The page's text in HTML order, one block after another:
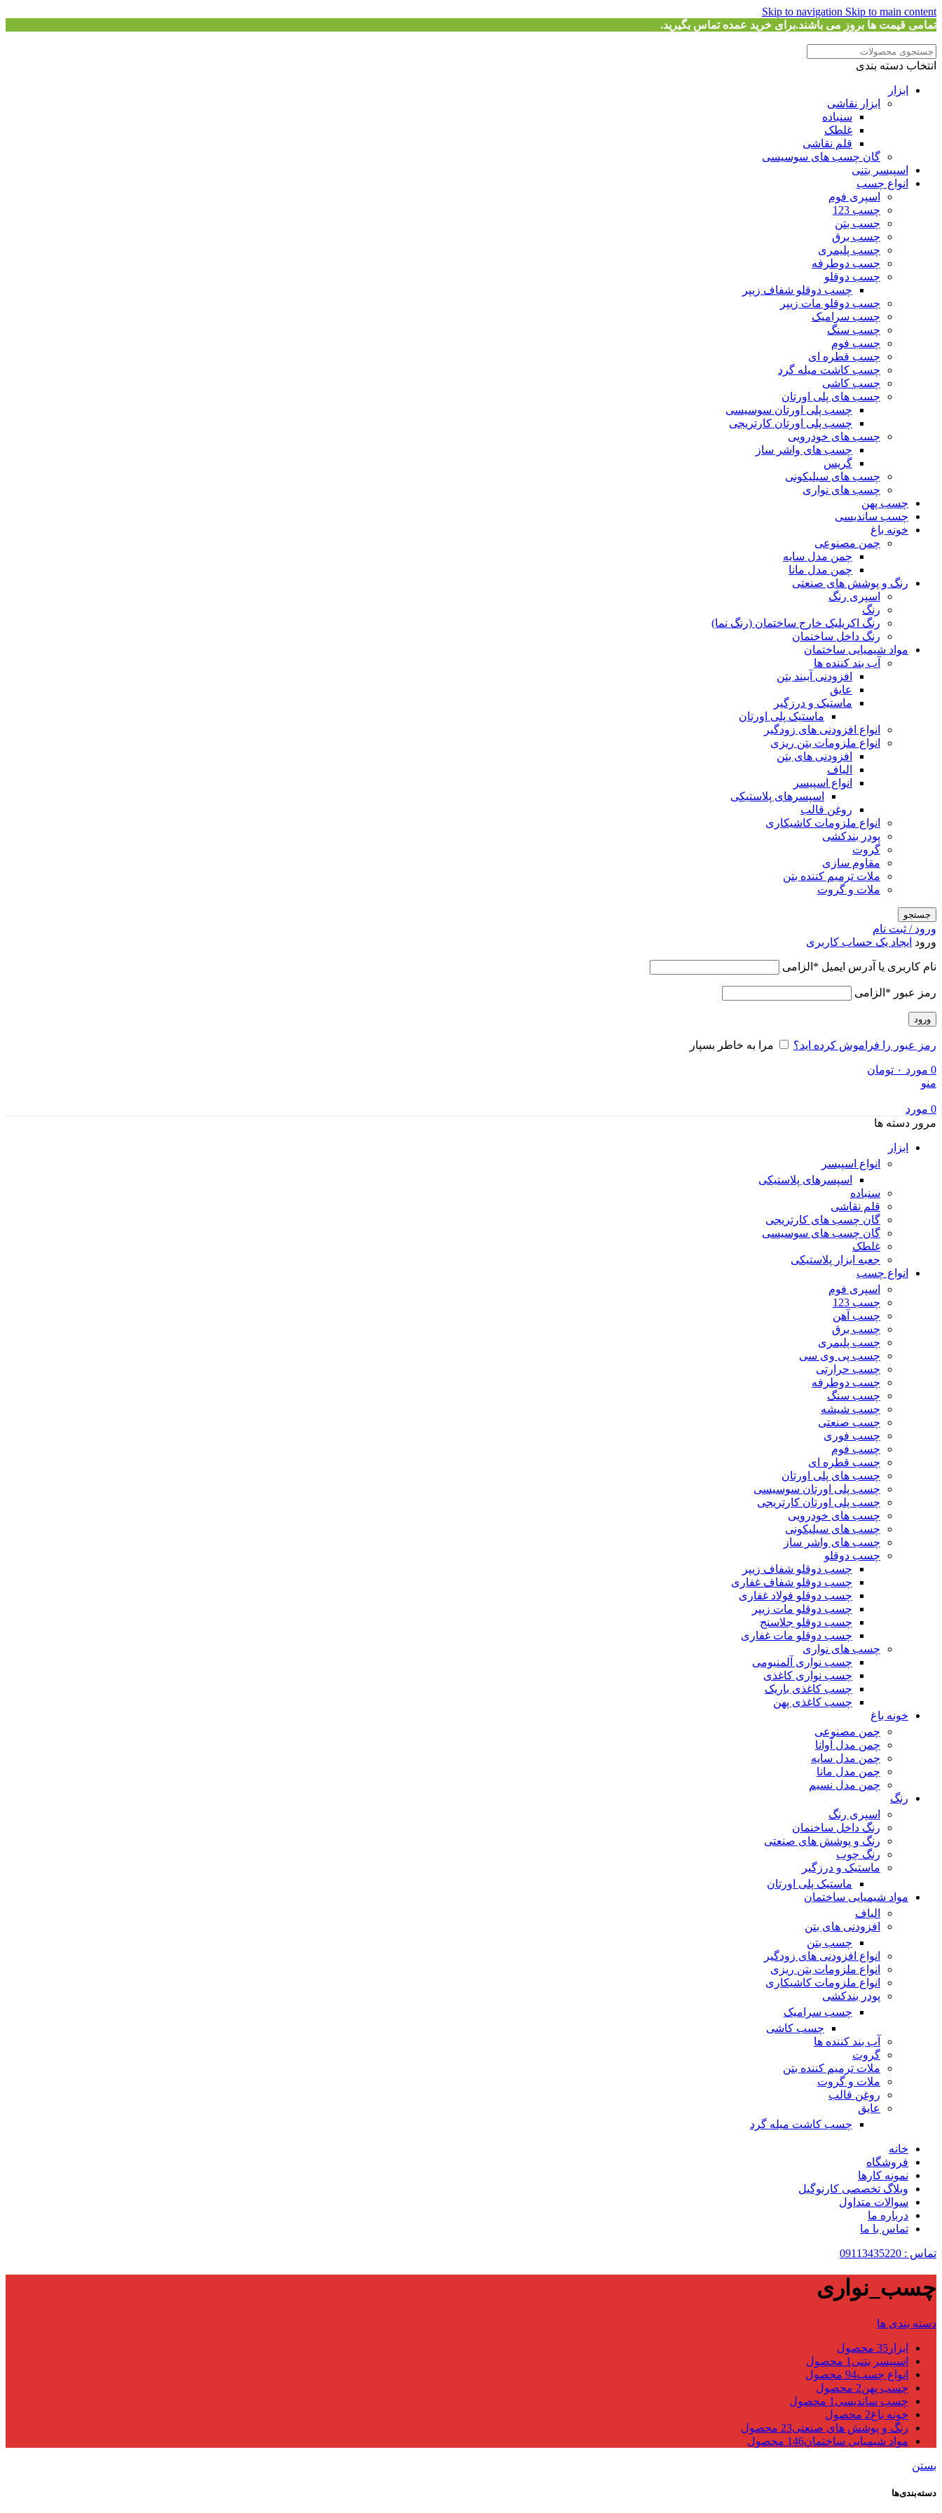
Skip to navigation Skip to main content
تمامی قیمت ها بروز می باشند.برای خرید عمده تماس بگیرید.
انتخاب دسته بندی
ابزار
ابزار نقاشی
سنباده
غلطک
قلم نقاشی
گان چسب های سوسیسی
اسپیسر بتنی
انواع چسب
اسپری فوم
چسب 123
چسب بتن
چسب برق
چسب پلیمری
چسب دوطرفه
چسب دوقلو
چسب دوقلو شفاف زیپر
چسب دوقلو مات زیپر
چسب سرامیک
چسب سنگ
چسب فوم
چسب قطره ای
چسب کاشت میله گرد
چسب کاشی
چسب های پلی اورتان
چسب پلی اورتان سوسیسی
چسب پلی اورتان کارتریجی
چسب های خودرویی
چسب های واشر ساز
گریس
چسب های سیلیکونی
چسب های نواری
چسب پهن
چسب ساندیسی
خونه باغ
چمن مصنوعی
چمن مدل سایه
چمن مدل مانا
رنگ و پوشش های صنعتی
اسپری رنگ
رنگ
رنگ اکریلیک خارج ساختمان (رنگ نما)
رنگ داخل ساخنمان
مواد شیمیایی ساختمان
آب بند کننده ها
افزودنی آببند بتن
عایق
ماستیک و درزگیر
ماستیک پلی اورتان
انواع افزودنی های زودگیر
انواع ملزومات بتن ریزی
افزودنی های بتن
الیاف
انواع اسپیسر
اسپسرهای پلاستیکی
روغن قالب
انواع ملزومات کاشیکاری
پودر بندکشی
گروت
مقاوم سازی
ملات ترمیم کننده بتن
ملات و گروت
جستجو
ورود / ثبت نام
ورود ایجاد یک حساب کاربری
نام کاربری یا آدرس ایمیل * الزامی
رمز عبور * الزامی
ورود
رمز عبور را فراموش کرده اید؟ مرا به خاطر بسپار
0 مورد ۰ تومان
منو
0 مورد
مرور دسته ها
ابزار
انواع اسپیسر
اسپسرهای پلاستیکی
سنباده
قلم نقاشی
گان چسب های کارتریجی
گان چسب های سوسیسی
غلطک
جعبه ابزار پلاستیکی
انواع چسب
اسپری فوم
چسب 123
چسب آهن
چسب برق
چسب پلیمری
چسب پی وی سی
چسب حرارتی
چسب دوطرفه
چسب سنگ
چسب شیشه
چسب صنعتی
چسب فوری
چسب فوم
چسب قطره ای
چسب های پلی اورتان
چسب پلی اورتان سوسیسی
چسب پلی اورتان کارتریجی
چسب های خودرویی
چسب های سیلیکونی
چسب های واشر ساز
چسب دوقلو
چسب دوقلو شفاف زیپر
چسب دوقلو شفاف غفاری
چسب دوقلو فولاد غفاری
چسب دوقلو مات زیپر
چسب دوقلو جلاسنج
چسب دوقلو مات غفاری
چسب های نواری
چسب نواری آلمنیومی
چسب نواری کاغذی
چسب کاغذی باریک
چسب کاغذی پهن
خونه باغ
چمن مصنوعی
چمن مدل آوانا
چمن مدل سایه
چمن مدل مانا
چمن مدل نسیم
رنگ
اسپری رنگ
رنگ داخل ساخنمان
رنگ و پوشش های صنعتی
رنگ چوب
ماستیک و درزگیر
ماستیک پلی اورتان
مواد شیمیایی ساختمان
الیاف
افزودنی های بتن
چسب بتن
انواع افزودنی های زودگیر
انواع ملزومات بتن ریزی
انواع ملزومات کاشیکاری
پودر بندکشی
چسب سرامیک
چسب کاشی
آب بند کننده ها
گروت
ملات ترمیم کننده بتن
ملات و گروت
روغن قالب
عایق
چسب کاشت میله گرد
خانه
فروشگاه
نمونه کارها
وبلاگ تخصصی کارنوگیل
سوالات متداول
درباره ما
تماس با ما
تماس : 09113435220
چسب_نواری
دسته بندی ها
ابزار 35 محصول
اسپیسر بتنی 1 محصول
انواع چسب94 محصول
چسب پهن2 محصول
چسب ساندیسی 1 محصول
خونه باغ2 محصول
رنگ و پوشش های صنعتی23 محصول
مواد شیمیایی ساختمان146 محصول
بستن
دسته‌بندی‌ها